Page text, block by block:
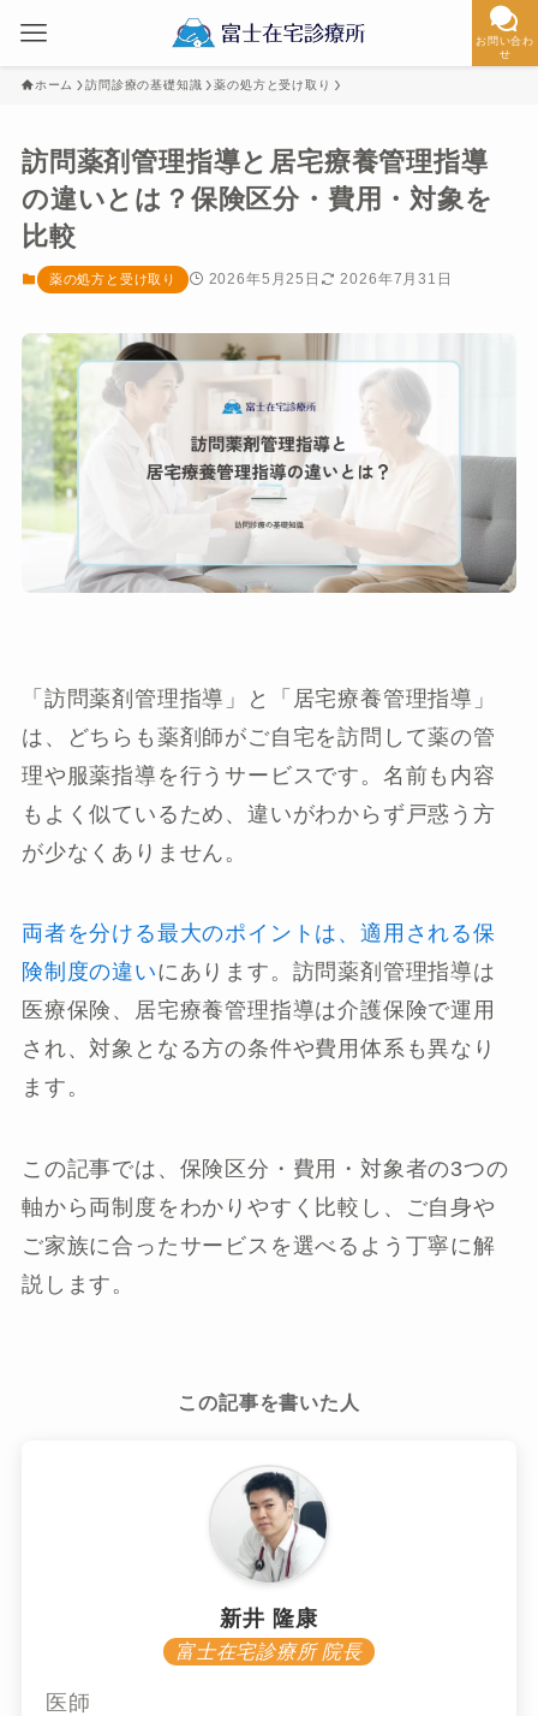
お問い合わ
せ
ホーム 訪問診療の基礎知識 薬の処方と受け取り
訪問薬剤管理指導と居宅療養管理指導
の違いとは？保険区分・費用・対象を
比較
薬の処方と受け取り 2026年5月25日 2026年7月31日
「訪問薬剤管理指導」と「居宅療養管理指導」
は、どちらも薬剤師がご自宅を訪問して薬の管
理や服薬指導を行うサービスです。名前も内容
もよく似ているため、違いがわからず戸惑う方
が少なくありません。
両者を分ける最大のポイントは、適用される保
険制度の違いにあります。訪問薬剤管理指導は
医療保険、居宅療養管理指導は介護保険で運用
され、対象となる方の条件や費用体系も異なり
ます。
この記事では、保険区分・費用・対象者の3つの
軸から両制度をわかりやすく比較し、ご自身や
ご家族に合ったサービスを選べるよう丁寧に解
説します。
この記事を書いた人
新井 隆康
富士在宅診療所 院長
医師